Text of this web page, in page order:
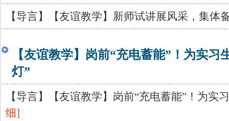
【导言】【友谊教学】新师试讲展风采，集体
【友谊教学】岗前“充电蓄能”！为实习
灯”
【导言】【友谊教学】岗前“充电蓄能”！为实
细]